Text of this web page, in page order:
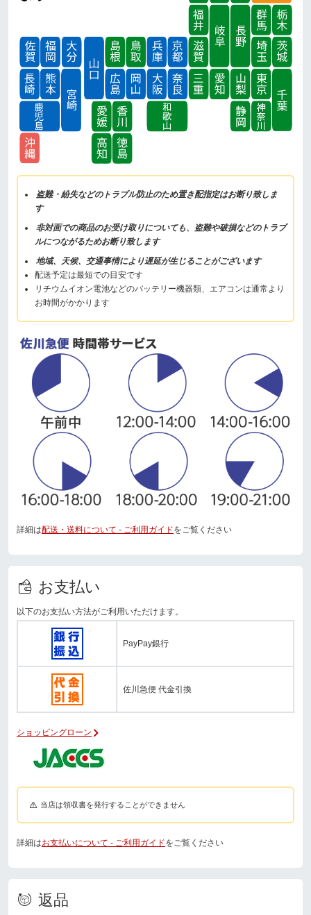
盗難・紛失などのトラブル防止のため置き配指定はお断り致しま
す
非対面での商品のお受け取りについても、盗難や破損などのトラブ
ルにつながるためお断り致します
地域、天候、交通事情により遅延が生じることがございます
配送予定は最短での目安です
リチウムイオン電池などのバッテリー機器類、エアコンは通常より
お時間がかかります
詳細は配送・送料について - ご利用ガイドをご覧ください
お支払い
以下のお支払い方法がご利用いただけます。
PayPay銀行
佐川急便 代金引換
ショッピングローン
当店は領収書を発行することができません
詳細はお支払いについて - ご利用ガイドをご覧ください
返品